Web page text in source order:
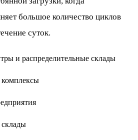
большое количество циклов
суток.
и распределительные склады